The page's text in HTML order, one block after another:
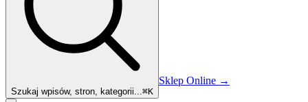
Szukaj wpisów, stron, kategorii...⌘K
Sklep Online →